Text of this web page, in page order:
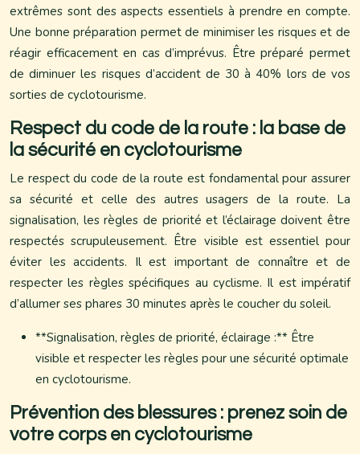
extrêmes sont des aspects essentiels à prendre en compte.
Une bonne préparation permet de minimiser les risques et de
réagir efficacement en cas d’imprévus. Être préparé permet
de diminuer les risques d’accident de 30 à 40% lors de vos
sorties de cyclotourisme.
Respect du code de la route : la base de
la sécurité en cyclotourisme
Le respect du code de la route est fondamental pour assurer
sa sécurité et celle des autres usagers de la route. La
signalisation, les règles de priorité et l’éclairage doivent être
respectés scrupuleusement. Être visible est essentiel pour
éviter les accidents. Il est important de connaître et de
respecter les règles spécifiques au cyclisme. Il est impératif
d’allumer ses phares 30 minutes après le coucher du soleil.
**Signalisation, règles de priorité, éclairage :** Être
visible et respecter les règles pour une sécurité optimale
en cyclotourisme.
Prévention des blessures : prenez soin de
votre corps en cyclotourisme